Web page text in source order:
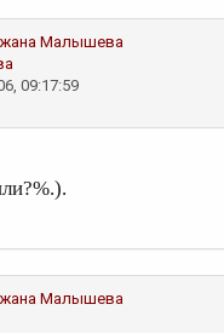
Малышева
09:17:59
Малышева